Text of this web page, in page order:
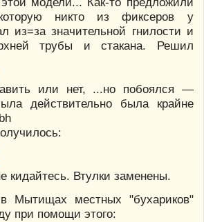
никто из фиксеров у
из=за значительной гнилости и
трубы и стакана. Решил
или нет, ...но побоялся —
действительно была крайне
кидайтесь. Втулки заменены.
в Мытищах местных "бухариков"
при помощи этого: